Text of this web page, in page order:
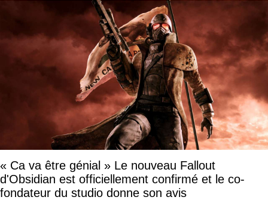
« Ca va être génial » Le nouveau Fallout
d'Obsidian est officiellement confirmé et le co-
fondateur du studio donne son avis